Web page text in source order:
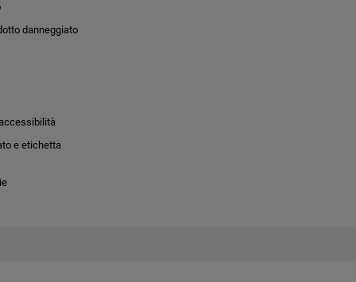
danneggiato
e etichetta